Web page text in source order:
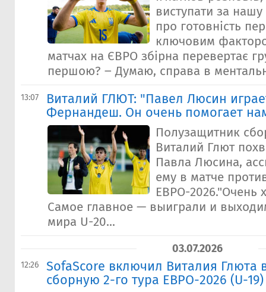
виступати за
про готовність
ключовим
матчах на ЄВРО збірна перевертає
першою? ‒ Думаю, справа в
13:07
Виталий ГЛЮТ: "Павел Люсин
Фернандеш. Он очень помогает
Полузащитник
Виталий Глют
Павла Люсина,
ему в матче
ЕВРО-2026."Очень
Самое главное — выиграли и
мира U-20...
03.07.2026
12:26
SofaScore включил Виталия Глюта
сборную 2-го тура ЕВРО-2026 (U-19)